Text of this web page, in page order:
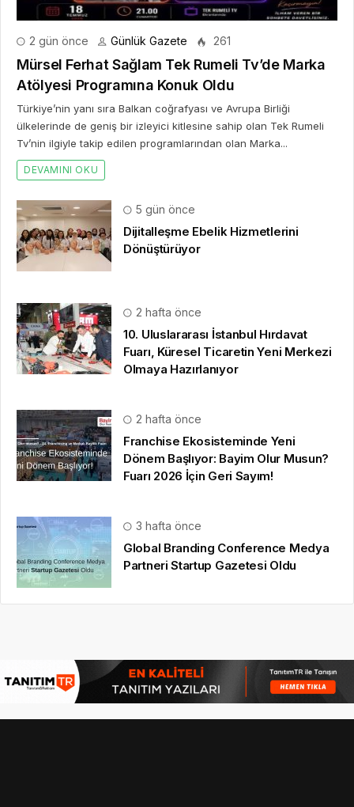
2 gün önce Günlük Gazete 261
Mürsel Ferhat Sağlam Tek Rumeli Tv’de Marka
Atölyesi Programına Konuk Oldu
Türkiye’nin yanı sıra Balkan coğrafyası ve Avrupa Birliği
ülkelerinde de geniş bir izleyici kitlesine sahip olan Tek Rumeli
Tv’nin ilgiyle takip edilen programlarından olan Marka...
DEVAMINI OKU
5 gün önce
Dijitalleşme Ebelik Hizmetlerini
Dönüştürüyor
2 hafta önce
10. Uluslararası İstanbul Hırdavat
Fuarı, Küresel Ticaretin Yeni Merkezi
Olmaya Hazırlanıyor
2 hafta önce
Franchise Ekosisteminde Yeni
Dönem Başlıyor: Bayim Olur Musun?
Fuarı 2026 İçin Geri Sayım!
3 hafta önce
Global Branding Conference Medya
Partneri Startup Gazetesi Oldu